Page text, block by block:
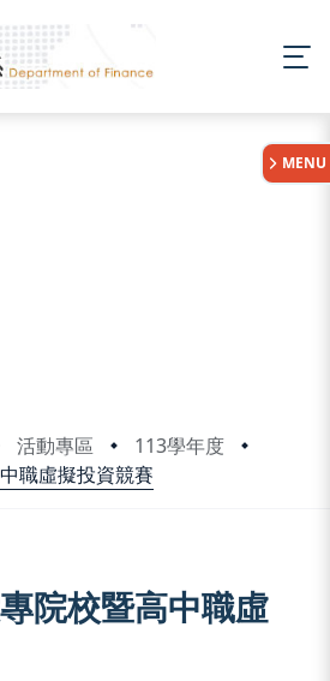
活動專區
113學年度
職虛擬投資競賽
MENU
院校暨高中職虛